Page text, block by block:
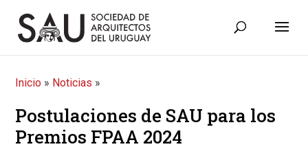
Inicio » Noticias »
Postulaciones de SAU para los
Premios FPAA 2024